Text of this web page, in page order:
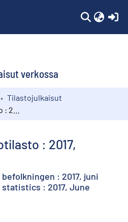
verkossa
Tilastojulkaisut
: 2017,
: 2017, juni
: 2017, June